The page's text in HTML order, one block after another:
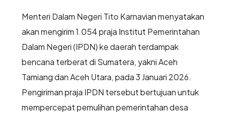
Menteri Dalam Negeri Tito Karnavian menyatakan
akan mengirim 1.054 praja Institut Pemerintahan
Dalam Negeri (IPDN) ke daerah terdampak
bencana terberat di Sumatera, yakni Aceh
Tamiang dan Aceh Utara, pada 3 Januari 2026.
Pengiriman praja IPDN tersebut bertujuan untuk
mempercepat pemulihan pemerintahan desa